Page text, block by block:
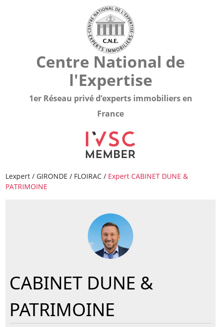
Centre National de
l'Expertise
1er Réseau privé d’experts immobiliers en
France
Lexpert /GIRONDE / FLOIRAC / Expert CABINET DUNE &
PATRIMOINE
CABINET DUNE &
PATRIMOINE